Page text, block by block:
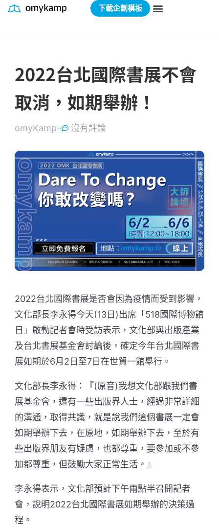
下載企劃模板
2022台北國際書展不會
取消，如期舉辦！
omyKamp·· 沒有評論
2022台北國際書展是否會因為疫情而受到影響，
文化部長李永得今天(13日)出席「518國際博物館
日」啟動記者會時受訪表示，文化部與出版產業
及台北書展基金會討論後，確定今年台北國際書
展如期於6月2日至7日在世貿一館舉行。
文化部長李永得：『(原音)我想文化部跟我們書
展基金會，還有一些出版界人士，經過非常詳細
的溝通，取得共識，就是說我們這個書展一定會
如期舉辦下去，在原地，如期舉辦下去，至於有
些出版界朋友有疑慮，也都尊重，要參加或不參
加都尊重，但鼓勵大家正常生活。』
李永得表示，文化部預計下午兩點半召開記者
會，說明2022台北國際書展如期舉辦的決策過
程。